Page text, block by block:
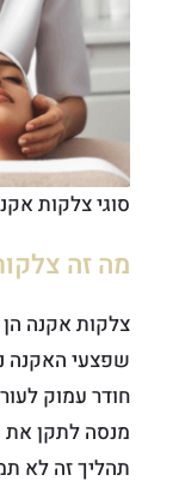
סוגי צלקות
מה זה
צלקות אקנה
שפצעי האקנה
חודר עמוק
מנסה לתקן את
תהליך זה לא